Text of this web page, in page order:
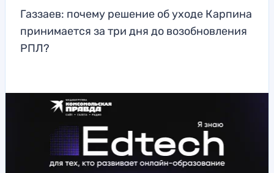
Газзаев: почему решение об уходе Карпина
принимается за три дня до возобновления
РПЛ?